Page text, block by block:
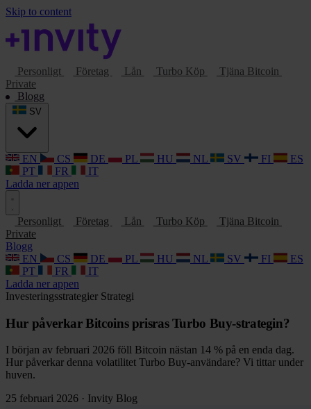
Skip to content
Personligt Företag Lån Turbo Köp
Tjäna Bitcoin
Private
Blogg
EN CS DE PL HU NL SV FI
ES
PT
FR
IT
Ladda ner appen
Personligt Företag Lån Turbo Köp
Tjäna Bitcoin
Private
Blogg
EN
CS DE PL HU NL SV FI
ES
PT
FR
IT
Ladda ner appen
Investeringsstrategier Strategi
Hur påverkar Bitcoins prisras Turbo Buy-strategin?
I början av februari 2026 föll Bitcoin nästan 14 % på en enda dag.
Hur påverkar denna volatilitet Turbo Buy-användare? Vi tittar under
huven.
25 februari 2026 · Invity Blog